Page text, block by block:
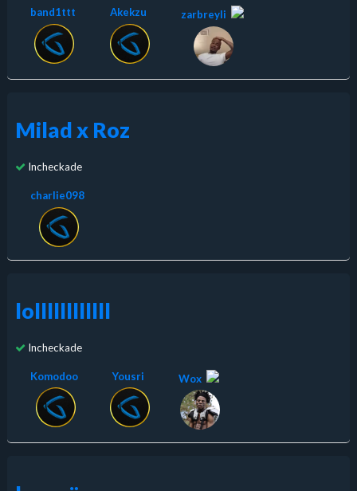
band1ttt Akekzu zarbreyli
Milad x Roz
Incheckade
charlie098
lollllllllllll
Incheckade
Komodoo Yousri Wox